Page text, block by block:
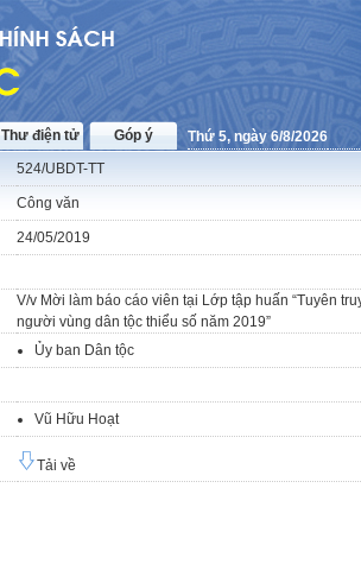
Thư điện tử Góp ý Thứ 5, ngày 6/8/2026
524/UBDT-TT
Công văn
24/05/2019
V/v Mời làm báo cáo viên tại Lớp tập huấn “Tuyên
người vùng dân tộc thiểu số năm 2019”
Ủy ban Dân tộc
Vũ Hữu Hoạt
Tải về